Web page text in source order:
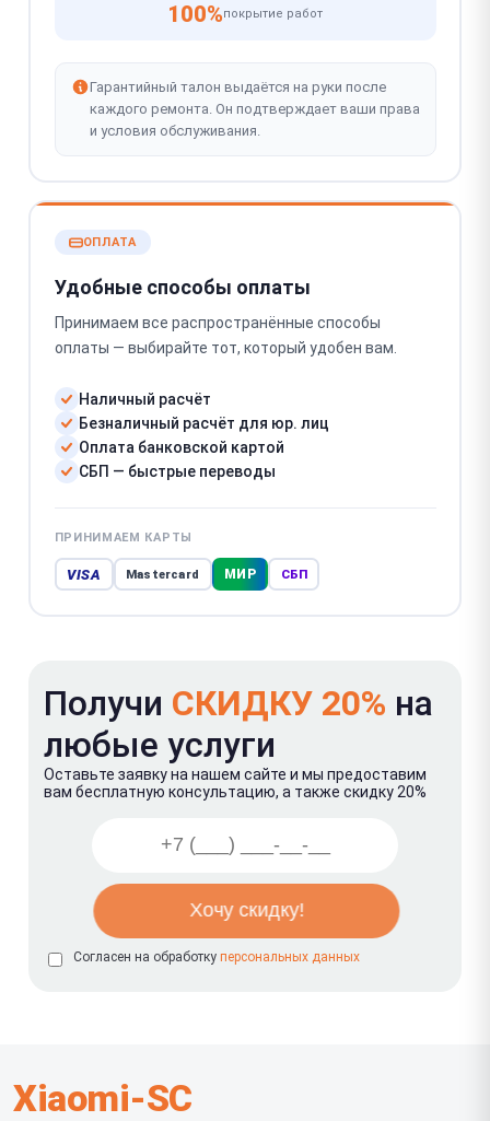
100%покрытие работ
Гарантийный талон выдаётся на руки после
каждого ремонта. Он подтверждает ваши права
и условия обслуживания.
ОПЛАТА
Удобные способы оплаты
Принимаем все распространённые способы
оплаты — выбирайте тот, который удобен вам.
Наличный расчёт
Безналичный расчёт для юр. лиц
Оплата банковской картой
СБП — быстрые переводы
ПРИНИМАЕМ КАРТЫ
VISA Mastercard МИР СБП
Получи СКИДКУ 20% на
любые услуги
Оставьте заявку на нашем сайте и мы предоставим
вам бесплатную консультацию, а также скидку 20%
Согласен на обработку персональных данных
Xiaomi-SC